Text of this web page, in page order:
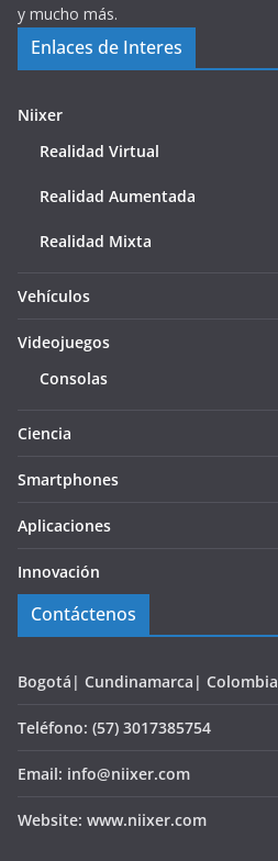
y mucho más.
Enlaces de Interes
Niixer
Realidad Virtual
Realidad Aumentada
Realidad Mixta
Vehículos
Videojuegos
Consolas
Ciencia
Smartphones
Aplicaciones
Innovación
Contáctenos
Bogotá| Cundinamarca| Colombia
Teléfono: (57) 3017385754
Email: info@niixer.com
Website: www.niixer.com